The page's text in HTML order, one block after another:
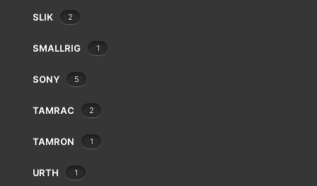
SLIK 2
SMALLRIG 1
SONY 5
TAMRAC 2
TAMRON 1
URTH 1
Nissin
Olympus/OM System
Panagor
Pentax
Pixel
Praktica